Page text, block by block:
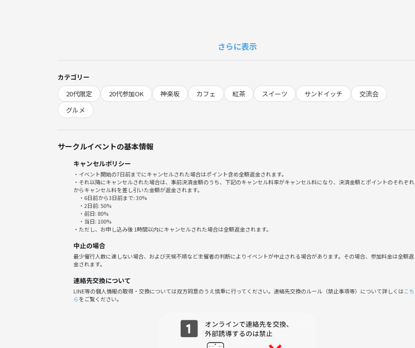
TOKICAFE 神楽坂店内
【スケジュール】
19:30 集合
19:30-20:50 紅茶会✨
20:50 解散
参加費：3,000円
＋つなげーと手数料：500円
※参加費にはTOKIカフェ利用料金、スイーツとサンドイッチ代も含まれています🙌
【持ち物】
会費、お気に入りのマグカップ（あれば）
【禁止事項】
勧誘目的で参加する方、恋愛目的で参加する方はイベント参加をご遠慮下さい。
た方は参加を取り消しする事があります。
また本サークルは日本人の社会人向けに主催してますので、学生や外国籍の方は参加をご遠慮頂いてます🙏
公式インスタグラムと公式HPから引用しました📷
さらに表示
カテゴリー
20代限定
20代参加OK 神楽坂 カフェ 紅茶 スイーツ サンドイッチ
交流会
グルメ
サークルイベントの基本情報
キャンセルポリシー
・イベント開始の7日前までにキャンセルされた場合はポイント含め全額返金されます。
・それ以降にキャンセルされた場合は、事前決済金額のうち、下記のキャンセル料率がキャンセル料になり、決済金額とポイントのそれぞれ
からキャンセル料を差し引いた金額が返金されます。
・6日前から3日前まで: 30%
・2日前: 50%
・前日: 80%
・当日: 100%
・ただし、お申し込み後 1時間以内にキャンセルされた場合は全額返金されます。
中止の場合
最少催行人数に達しない場合、および天候不順など主催者の判断によりイベントが中止される場合があります。その場合、参加料金は全額返
金されます。
連絡先交換について
LINE等の個人情報の取得・交換については双方同意のうえ慎重に行ってください。連絡先交換のルール（禁止事項等）について詳しくはこち
らをご覧ください。